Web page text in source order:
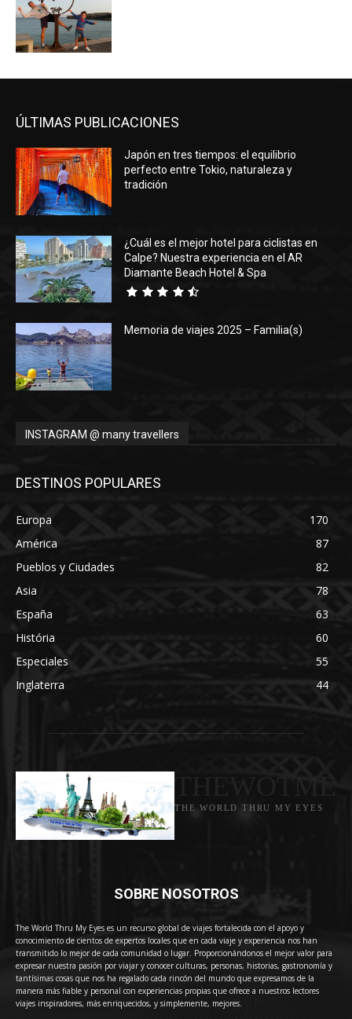
ÚLTIMAS PUBLICACIONES
Japón en tres tiempos: el equilibrio
perfecto entre Tokio, naturaleza y
tradición
¿Cuál es el mejor hotel para ciclistas en
Calpe? Nuestra experiencia en el AR
Diamante Beach Hotel & Spa
Memoria de viajes 2025 – Familia(s)
INSTAGRAM @ many travellers
DESTINOS POPULARES
Europa
170
América
87
Pueblos y Ciudades
82
Asia
78
España
63
História
60
Especiales
55
Inglaterra
44
THE WORLD THRU MY EYES
SOBRE NOSOTROS
The World Thru My Eyes es un recurso global de viajes fortalecida con el apoyo y
conocimiento de cientos de expertos locales que en cada viaje y experiencia nos han
transmitido lo mejor de cada comunidad o lugar. Proporcionándonos el mejor valor para
expresar nuestra pasión por viajar y conocer culturas, personas, historias, gastronomía y
tantísimas cosas que nos ha regalado cada rincón del mundo que expresamos de la
manera más fiable y personal con experiencias propias que ofrece a nuestros lectores
viajes inspiradores, más enriquecidos, y simplemente, mejores.